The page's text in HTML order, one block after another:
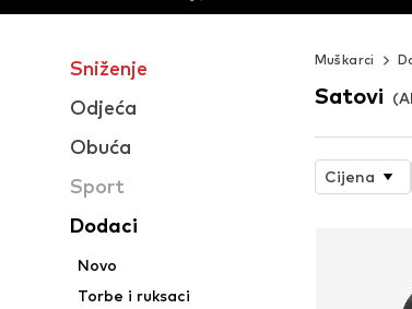
Sniženje
Odjeća
Obuća
Sport
Dodaci
Novo
Torbe i ruksaci
Muškarci
Satovi
Cijena